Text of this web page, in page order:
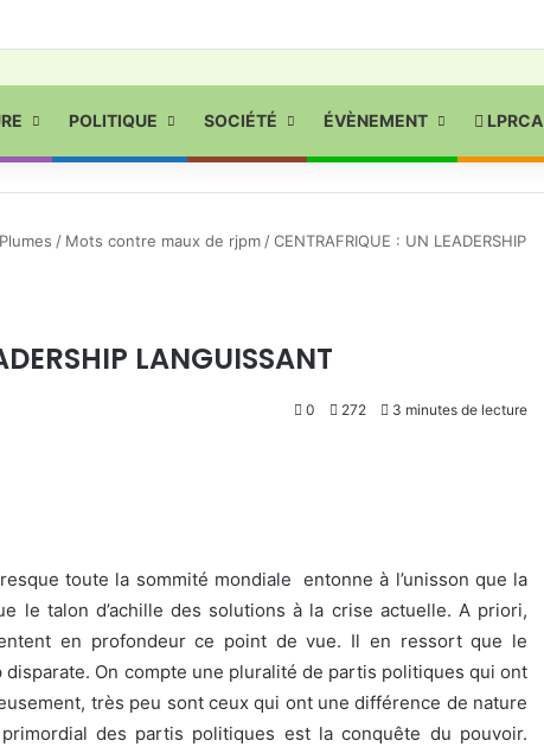
POLITIQUE SOCIÉTÉ ÉVÈNEMENT LPRCA
/ Mots contre maux de rjpm /CENTRAFRIQUE : UN LEADERSHIP
LANGUISSANT
0 272 3 minutes de lecture
toute la sommité mondiale entonne à l’unisson que la
le talon d’achille des solutions à la crise actuelle. A priori,
en profondeur ce point de vue. Il en ressort que le
On compte une pluralité de partis politiques qui ont
très peu sont ceux qui ont une différence de nature
primordial des partis politiques est la conquête du pouvoir.